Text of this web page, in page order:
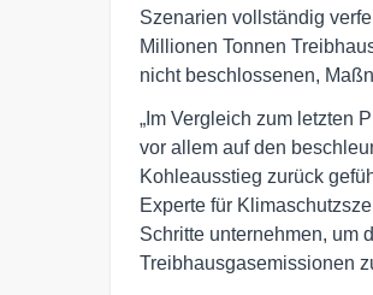
Szenarien vollständig
Millionen Tonnen
nicht beschlossenen,
„Im Vergleich zum letzten
vor allem auf den
Kohleausstieg zurück
Experte für
Schritte unternehmen, um
Treibhausgasemissionen